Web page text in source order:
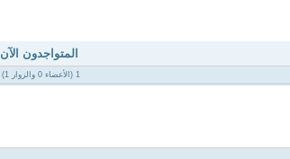
المتواجدون الآن
1 (الأعضاء 0 والزوار 1)